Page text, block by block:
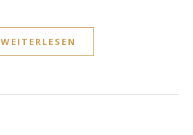
WEITERLESEN